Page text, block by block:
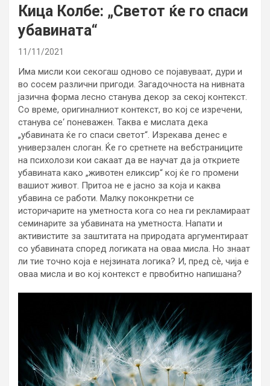
Кица Колбе: „Светот ќе го спаси
убавината“
11/11/2021
Има мисли кои секогаш одново се појавуваат, дури и
во сосем различни пригоди. Загадочноста на нивната
јазична форма лесно станува декор за секој контекст.
Со време, оригиналниот контекст, во кој се изречени,
станува се‘ поневажен. Таква е мислата дека
„убавината ќе го спаси светот“. Изрекава денес е
универзален слоган. Ќе го сретнете на вебстраниците
на психолози кои сакаат да ве научат да ја откриете
убавината како „животен еликсир“ кој ќе го промени
вашиот живот. Притоа не е јасно за која и каква
убавина се работи. Малку поконкретни се
историчарите на уметноста кога со неа ги рекламираат
семинарите за убавината на уметноста. Напати и
активистите за заштитата на природата аргументираат
со убавината според логиката на оваа мисла. Но знаат
ли тие точно која е нејзината логика? И, пред сѐ, чија е
оваа мисла и во кој контекст е првобитно напишана?